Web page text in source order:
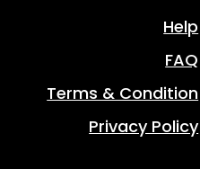
Help
FAQ
Terms & Condition
Privacy Policy